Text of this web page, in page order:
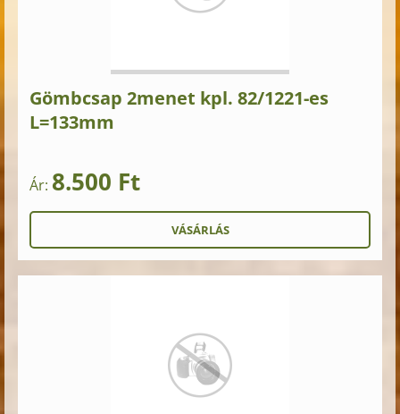
Gömbcsap 2menet kpl. 82/1221-es
L=133mm
Ár: 8.500 Ft